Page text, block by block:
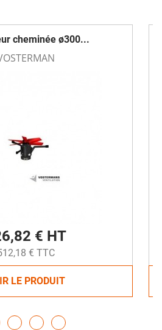
cheminée ø300...
€ HT
€ TTC
LE PRODUIT